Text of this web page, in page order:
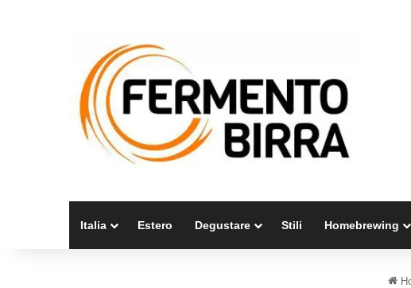
Italia Estero Degustare Stili Homebrewing